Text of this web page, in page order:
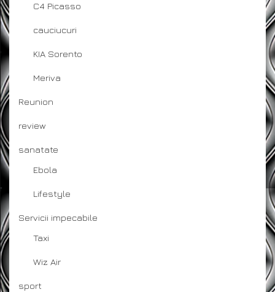
C4 Picasso
cauciucuri
KIA Sorento
Meriva
Reunion
review
sanatate
Ebola
Lifestyle
Servicii impecabile
Taxi
Wiz Air
sport